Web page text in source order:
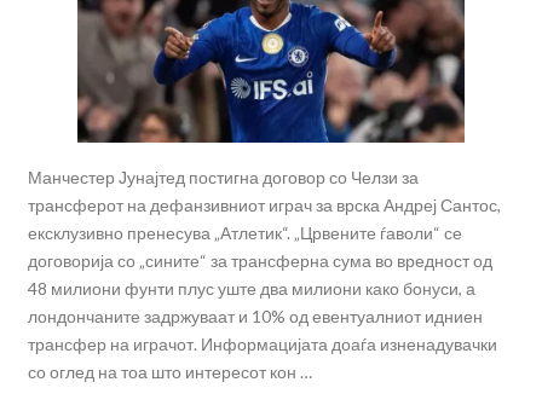
Манчестер Јунајтед постигна договор со Челзи за
трансферот на дефанзивниот играч за врска Андреј Сантос,
ексклузивно пренесува „Атлетик“. „Црвените ѓаволи“ се
договорија со „сините“ за трансферна сума во вредност од
48 милиони фунти плус уште два милиони како бонуси, а
лондончаните задржуваат и 10% од евентуалниот идниен
трансфер на играчот. Информацијата доаѓа изненадувачки
со оглед на тоа што интересот кон …